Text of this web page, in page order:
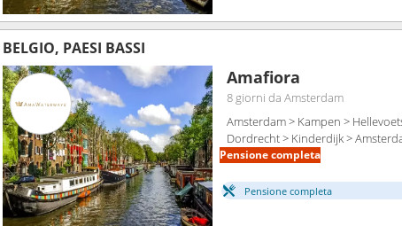
BELGIO, PAESI BASSI
Amafiora
8 giorni da Amsterdam
Amsterdam > Kampen >
Dordrecht > Kinderdijk >
Pensione completa
Pensione completa